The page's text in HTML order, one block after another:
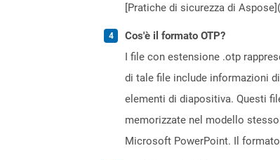
[Pratiche di sicurezza di
Cos'è il formato OTP?
I file con estensione .otp
di tale file include informazioni
elementi di diapositiva. Questi
memorizzate nel modello
Microsoft PowerPoint. Il